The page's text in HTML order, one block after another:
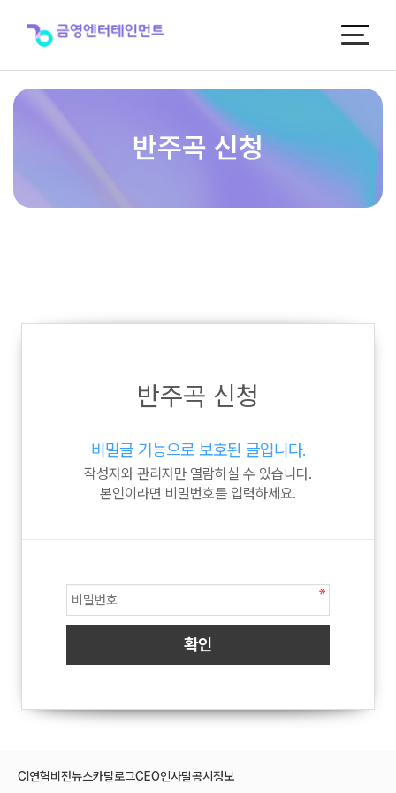
반주곡 신청
반주곡 신청
비밀글 기능으로 보호된 글입니다.
작성자와 관리자만 열람하실 수 있습니다.
본인이라면 비밀번호를 입력하세요.
CI 연혁비전뉴스카탈로그CEO인사말공시정보